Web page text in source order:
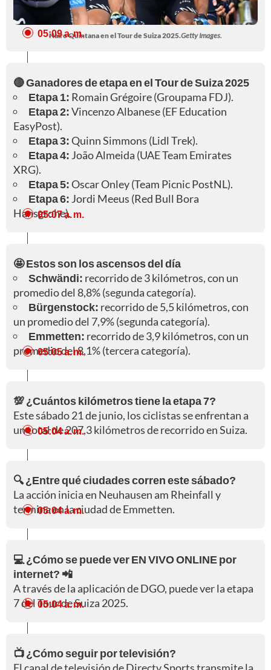
Nairo Quintana en el Tour de Suiza 2025.Getty Images.
05:09 a. m.
🔴 Ganadores de etapa en el Tour de Suiza 2025
Etapa 1: Romain Grégoire (Groupama FDJ).
Etapa 2:Vincenzo Albanese (EF Education
EasyPost).
Etapa 3:Quinn Simmons (Lidl Trek).
Etapa 4: João Almeida (UAE Team Emirates
XRG).
Etapa 5:Oscar Onley (Team Picnic PostNL).
Etapa 6: Jordi Meeus (Red Bull Bora
Hansgrohe).
05:07 a. m.
🤩 Estos son los ascensos del día
Schwändi: recorrido de 3 kilómetros, con un
promedio del 8,8% (segunda categoría).
Bürgenstock: recorrido de 5,5 kilómetros, con
un promedio del 7,9% (segunda categoría).
Emmetten: recorrido de 3,9 kilómetros, con un
promedio del 8,1% (tercera categoría).
05:05 a. m.
💯 ¿Cuántos kilómetros tiene la etapa 7?
Este sábado 21 de junio, los ciclistas se enfrentan a
un total de 207,3 kilómetros de recorrido en Suiza.
05:04 a. m.
🔍 ¿Entre qué ciudades corren este sábado?
La acción inicia en Neuhausen am Rheinfall y
termina en la ciudad de Emmetten.
05:04 a. m.
💻 ¿Cómo se puede ver EN VIVO ONLINE por
internet? 📲
A través de la aplicación de DGO, puede ver la etapa
7 del Tour de Suiza 2025.
05:04 a. m.
📺 ¿Cómo seguir por televisión?